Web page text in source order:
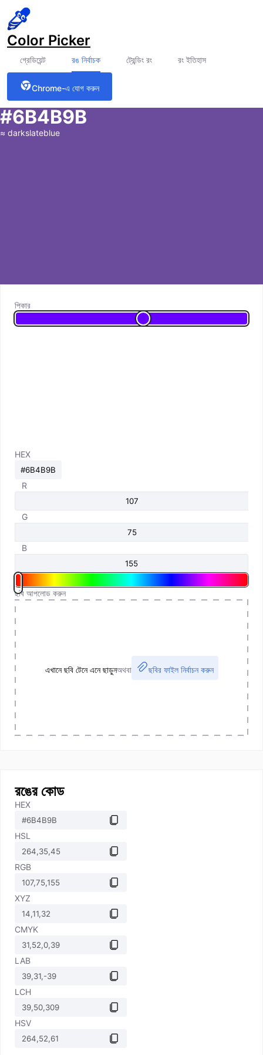
Color Picker
গ্রেডিয়েন্ট রঙ নির্বাচক ট্রেন্ডিং রং রং ইতিহাস
Chrome-এ যোগ করুন
#6B4B9B
≈ darkslateblue
পিকার
HEX
R
G
B
ছবি আপলোড করুন
এখানে ছবি টেনে এনে ছাড়ুনঅথবা ছবির ফাইল নির্বাচন করুন
রঙের কোড
HEX
HSL
RGB
XYZ
CMYK
LAB
LCH
HSV